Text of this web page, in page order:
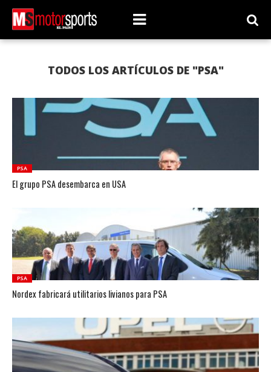
TODOS LOS ARTÍCULOS DE "PSA"
PSA
El grupo PSA desembarca en USA
PSA
Nordex fabricará utilitarios livianos para PSA